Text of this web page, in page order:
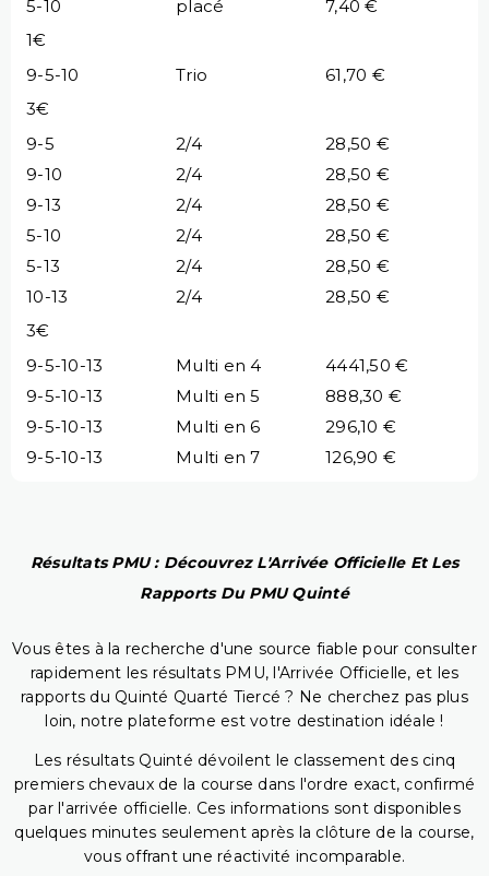
5-10 placé
7,40 €
1€
9-5-10
Trio
61,70 €
3€
9-5
2/4
28,50 €
9-10
2/4
28,50 €
9-13
2/4
28,50 €
5-10
2/4
28,50 €
5-13
2/4
28,50 €
10-13
2/4
28,50 €
3€
9-5-10-13
Multi en 4
4441,50 €
9-5-10-13
Multi en 5
888,30 €
9-5-10-13
Multi en 6
296,10 €
9-5-10-13
Multi en 7 126,90 €
Résultats PMU : Découvrez L'Arrivée Officielle Et Les
Rapports Du PMU Quinté
Vous êtes à la recherche d'une source fiable pour consulter
rapidement les résultats PMU, l'Arrivée Officielle, et les
rapports du Quinté Quarté Tiercé ? Ne cherchez pas plus
loin, notre plateforme est votre destination idéale !
Les résultats Quinté dévoilent le classement des cinq
premiers chevaux de la course dans l'ordre exact, confirmé
par l'arrivée officielle. Ces informations sont disponibles
quelques minutes seulement après la clôture de la course,
vous offrant une réactivité incomparable.